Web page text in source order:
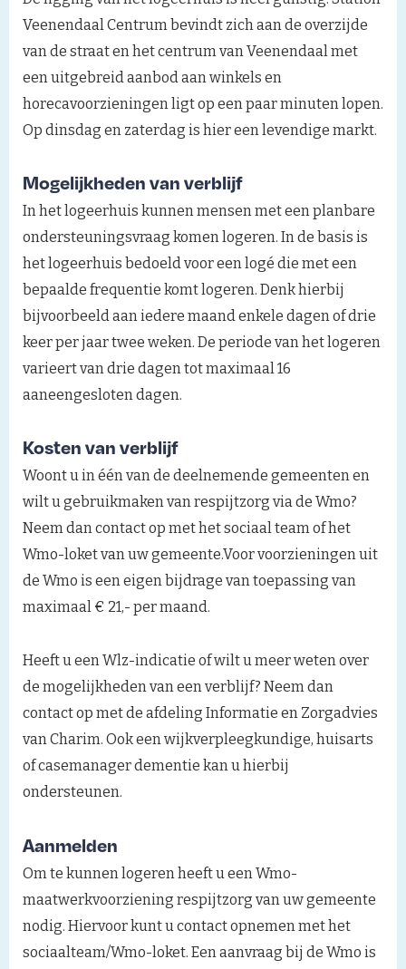
Veenendaal Centrum bevindt zich aan de overzijde
van de straat en het centrum van Veenendaal met
een uitgebreid aanbod aan winkels en
horecavoorzieningen ligt op een paar minuten lopen.
Op dinsdag en zaterdag is hier een levendige markt.
Mogelijkheden van verblijf
In het logeerhuis kunnen mensen met een planbare
ondersteuningsvraag komen logeren. In de basis is
het logeerhuis bedoeld voor een logé die met een
bepaalde frequentie komt logeren. Denk hierbij
bijvoorbeeld aan iedere maand enkele dagen of drie
keer per jaar twee weken. De periode van het logeren
varieert van drie dagen tot maximaal 16
aaneengesloten dagen.
Kosten van verblijf
Woont u in één van de deelnemende gemeenten en
wilt u gebruikmaken van respijtzorg via de Wmo?
Neem dan contact op met het sociaal team of het
Wmo-loket van uw gemeente.Voor voorzieningen uit
de Wmo is een eigen bijdrage van toepassing van
maximaal € 21,- per maand.
Heeft u een Wlz-indicatie of wilt u meer weten over
de mogelijkheden van een verblijf? Neem dan
contact op met de afdeling Informatie en Zorgadvies
van Charim. Ook een wijkverpleegkundige, huisarts
of casemanager dementie kan u hierbij
ondersteunen.
Aanmelden
Om te kunnen logeren heeft u een Wmo-
maatwerkvoorziening respijtzorg van uw gemeente
nodig. Hiervoor kunt u contact opnemen met het
sociaalteam/Wmo-loket. Een aanvraag bij de Wmo is